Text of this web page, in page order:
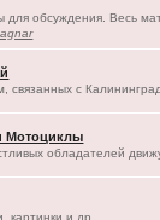
обсуждения. Весь
связанных с
Мотоциклы
обладателей
картинки и др.